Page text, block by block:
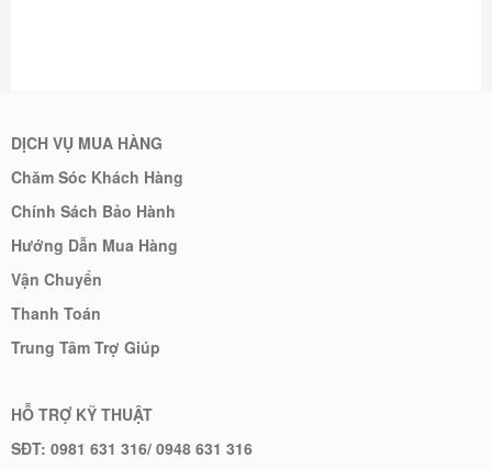
DỊCH VỤ MUA HÀNG
Chăm Sóc Khách Hàng
Chính Sách Bảo Hành
Hướng Dẫn Mua Hàng
Vận Chuyển
Thanh Toán
Trung Tâm Trợ Giúp
HỖ TRỢ KỸ THUẬT
SĐT: 0981 631 316/ 0948 631 316